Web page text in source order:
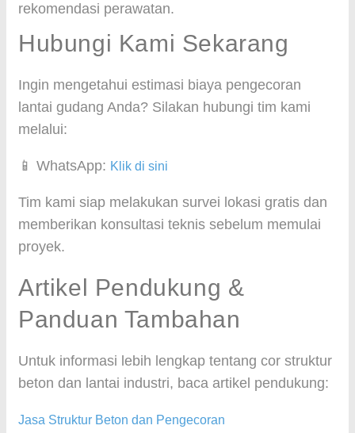
rekomendasi perawatan.
Hubungi Kami Sekarang
Ingin mengetahui estimasi biaya pengecoran
lantai gudang Anda? Silakan hubungi tim kami
melalui:
📱 WhatsApp: Klik di sini
Tim kami siap melakukan survei lokasi gratis dan
memberikan konsultasi teknis sebelum memulai
proyek.
Artikel Pendukung &
Panduan Tambahan
Untuk informasi lebih lengkap tentang cor struktur
beton dan lantai industri, baca artikel pendukung:
Jasa Struktur Beton dan Pengecoran